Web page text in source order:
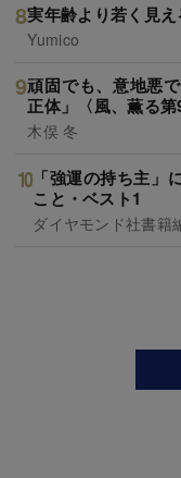
実年齢より若く見
Yumico
頑固でも、意地悪
正体」〈風、薫る第
木俣 冬
「強運の持ち主」
こと・ベスト1
ダイヤモンド社書籍